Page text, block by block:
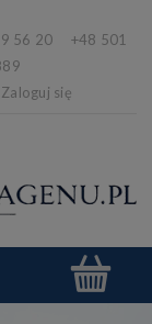
56 20 +48 501
Zaloguj się